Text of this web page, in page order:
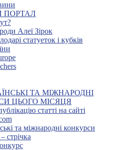
ПОРТАЛ
Алеї Зірок
статуеток і кубків
ТА МІЖНАРОДНІ
ЦЬОГО МІСЯЦЯ
статті на сайті
та міжнародні конкурси
стрічка